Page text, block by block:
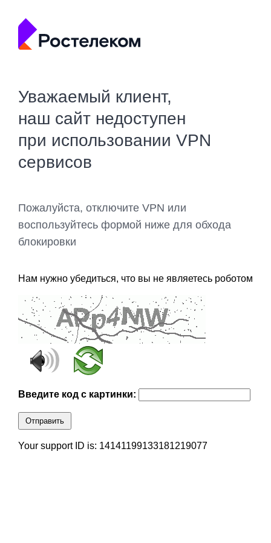
Уважаемый клиент,
наш сайт недоступен
при использовании VPN
сервисов
Пожалуйста, отключите VPN или
воспользуйтесь формой ниже для обхода
блокировки
Нам нужно убедиться, что вы не являетесь роботом
Введите код с картинки:
Отправить
Your support ID is: 14141199133181219077